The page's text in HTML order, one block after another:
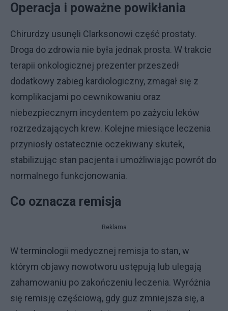
Operacja i poważne powikłania
Chirurdzy usunęli Clarksonowi część prostaty.
Droga do zdrowia nie była jednak prosta. W trakcie
terapii onkologicznej prezenter przeszedł
dodatkowy zabieg kardiologiczny, zmagał się z
komplikacjami po cewnikowaniu oraz
niebezpiecznym incydentem po zażyciu leków
rozrzedzających krew. Kolejne miesiące leczenia
przyniosły ostatecznie oczekiwany skutek,
stabilizując stan pacjenta i umożliwiając powrót do
normalnego funkcjonowania.
Co oznacza remisja
Reklama
W terminologii medycznej remisja to stan, w
którym objawy nowotworu ustępują lub ulegają
zahamowaniu po zakończeniu leczenia. Wyróżnia
się remisję częściową, gdy guz zmniejsza się, a